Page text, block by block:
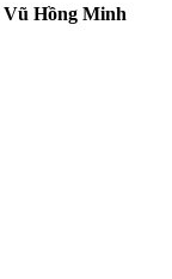
Vũ Hồng Minh